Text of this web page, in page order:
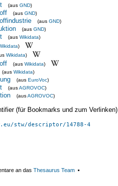
(aus GND)
(aus GND)
(aus GND)
(aus GND)
(aus Wikidata)
)
Wikidata)
(aus Wikidata)
(aus Wikidata)
(aus EuroVoc)
(ausAGROVOC)
(ausAGROVOC)
(für Bookmarks und zum Verlinken)
stw/descriptor/14788-4
an das Thesaurus Team ▪